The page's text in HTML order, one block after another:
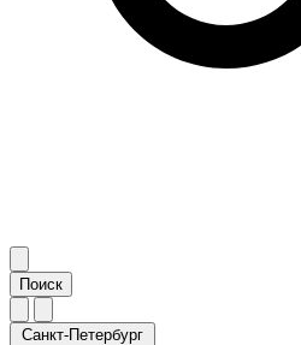
Санкт-Петербург